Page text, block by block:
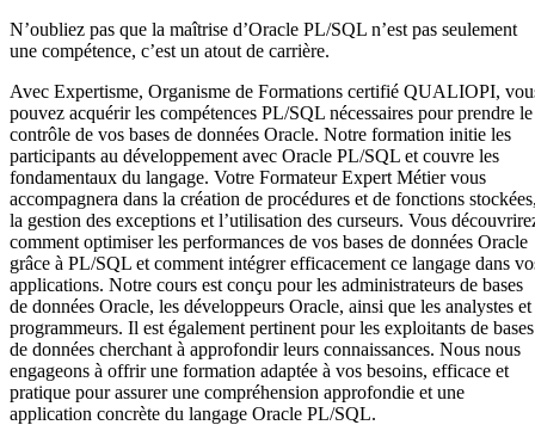
N’oubliez pas que la maîtrise d’Oracle PL/SQL n’est pas seulement
une compétence, c’est un atout de carrière.
Avec Expertisme, Organisme de Formations certifié QUALIOPI,
pouvez acquérir les compétences PL/SQL nécessaires pour prendre le
contrôle de vos bases de données Oracle. Notre formation initie les
participants au développement avec Oracle PL/SQL et couvre les
fondamentaux du langage. Votre Formateur Expert Métier vous
accompagnera dans la création de procédures et de fonctions
la gestion des exceptions et l’utilisation des curseurs. Vous
comment optimiser les performances de vos bases de données Oracle
grâce à PL/SQL et comment intégrer efficacement ce langage dans
applications. Notre cours est conçu pour les administrateurs de bases
de données Oracle, les développeurs Oracle, ainsi que les analystes et
programmeurs. Il est également pertinent pour les exploitants de bases
de données cherchant à approfondir leurs connaissances. Nous nous
engageons à offrir une formation adaptée à vos besoins, efficace et
pratique pour assurer une compréhension approfondie et une
application concrète du langage Oracle PL/SQL.